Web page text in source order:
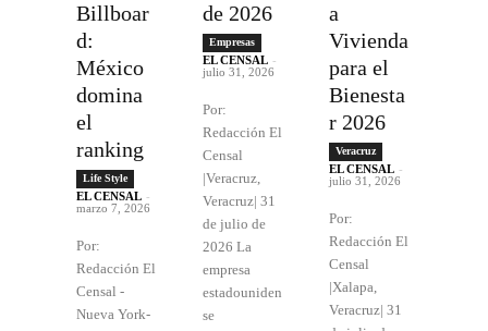
Billboar
d:
México
domina
el
ranking
Life Style
EL CENSAL -
marzo 7, 2026
Por:
Redacción El
Censal -
Nueva York-
de 2026
Empresas
EL CENSAL -
julio 31, 2026
Por:
Redacción El
Censal
|Veracruz,
Veracruz| 31
de julio de
2026 La
empresa
estadouniden
se
a
Vivienda
para el
Bienesta
r 2026
Veracruz
EL CENSAL -
julio 31, 2026
Por:
Redacción El
Censal
|Xalapa,
Veracruz| 31